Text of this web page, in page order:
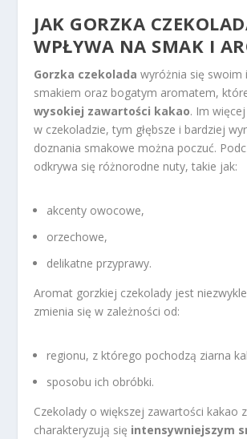
JAK GORZKA
WPŁYWA NA SMAK I
Gorzka czekolada wyróżnia się swoim
smakiem oraz bogatym aromatem,
wysokiej zawartości kakao. Im
w czekoladzie, tym głębsze i bardziej
doznania smakowe można poczuć.
odkrywa się różnorodne nuty, takie jak:
akcenty owocowe,
orzechowe,
delikatne przyprawy.
Aromat gorzkiej czekolady jest
zmienia się w zależności od:
regionu, z którego pochodzą ziarna
sposobu ich obróbki.
Czekolady o większej zawartości kakao
charakteryzują się intensywniejszym